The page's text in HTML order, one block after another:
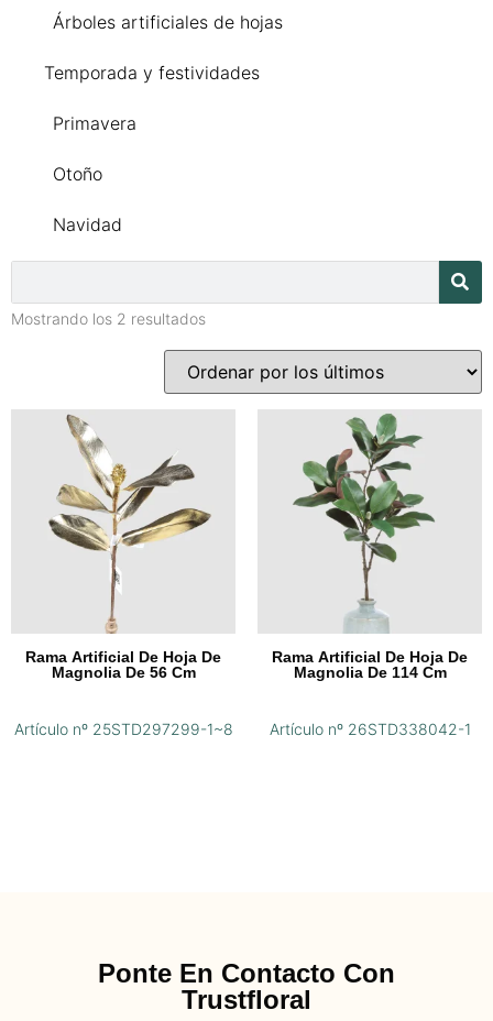
Árboles artificiales de hojas
Temporada y festividades
Primavera
Otoño
Navidad
Mostrando los 2 resultados
Rama Artificial De Hoja De
Magnolia De 56 Cm
Artículo nº 25STD297299-1~8
Rama Artificial De Hoja De
Magnolia De 114 Cm
Artículo nº 26STD338042-1
Ponte En Contacto Con
Trustfloral